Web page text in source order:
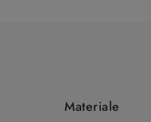
Materiale